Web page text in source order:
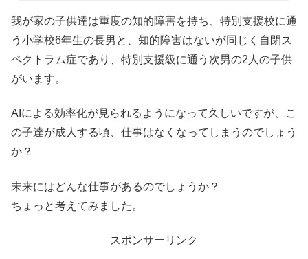
我が家の子供達は重度の知的障害を持ち、特別支援校に通
う小学校6年生の長男と、知的障害はないが同じく自閉ス
ペクトラム症であり、特別支援級に通う次男の2人の子供
がいます。
AIによる効率化が見られるようになって久しいですが、こ
の子達が成人する頃、仕事はなくなってしまうのでしょう
か？
未来にはどんな仕事があるのでしょうか？
ちょっと考えてみました。
スポンサーリンク